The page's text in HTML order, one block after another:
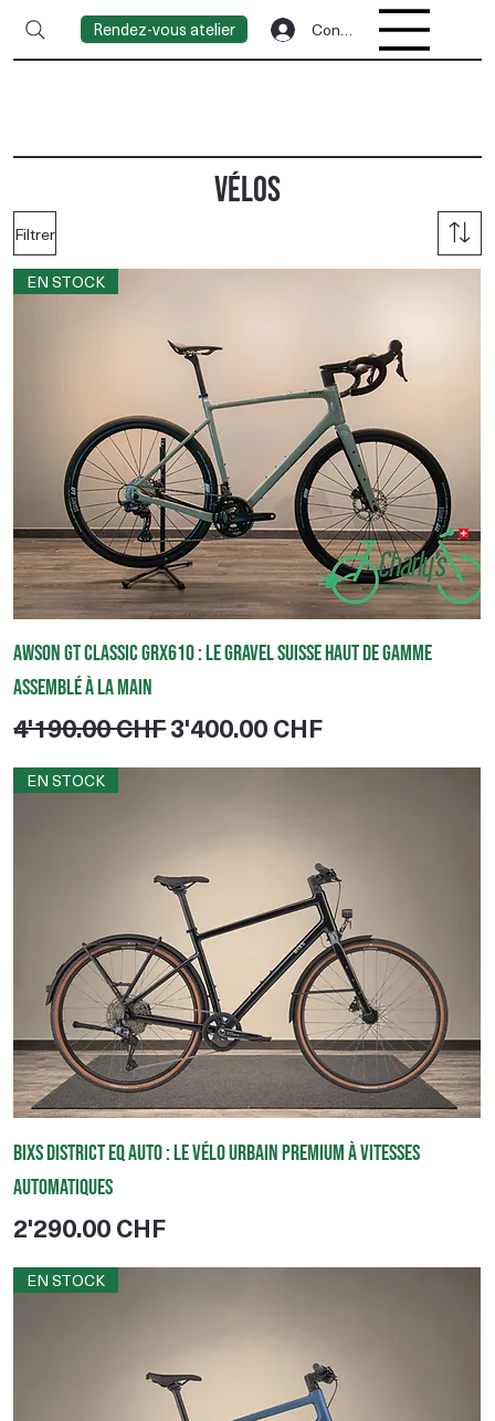
Rendez-vous atelier Connexion
Filtrer
EN STOCK
Awson GT Classic GRX610 : le gravel suisse haut de gamme
assemblé à la main
Prix original
4'190.00 CHFPrix promotionnel
3'400.00 CHF
EN STOCK
BIXS District EQ Auto : le vélo urbain premium à vitesses
automatiques
Prix
2'290.00 CHF
EN STOCK
Vélos